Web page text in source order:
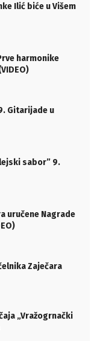
Ilić biće u Višem
harmonike
Gitarijade u
sabor” 9.
uručene Nagrade
Zaječara
„Vražogrnački